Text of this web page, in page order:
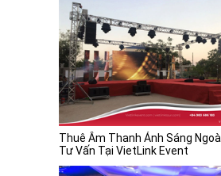
Thuê Âm Thanh Ánh Sáng
Tư Vấn Tại VietLink Event